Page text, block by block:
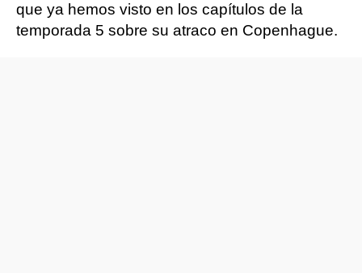
que ya hemos visto en los capítulos de la
temporada 5 sobre su atraco en Copenhague.